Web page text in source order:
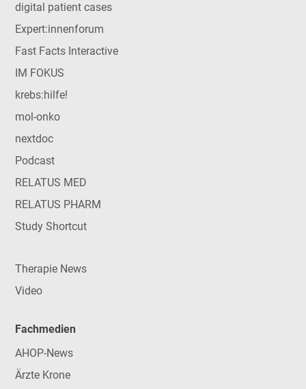
digital patient cases
Expert:innenforum
Fast Facts Interactive
IM FOKUS
krebs:hilfe!
mol-onko
nextdoc
Podcast
RELATUS MED
RELATUS PHARM
Study Shortcut
Therapie News
Video
Fachmedien
AHOP-News
Ärzte Krone